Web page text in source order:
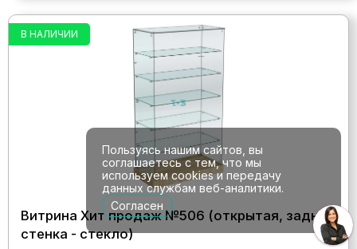
В НАЛИЧИИ
Витрина Хит продаж №506 (открытая, задняя
стенка - стекло)
Пользуясь нашим сайтов, вы
соглашаетесь с тем, что мы
используем cookies и передачу
данных службам веб-аналитики.
Согласен